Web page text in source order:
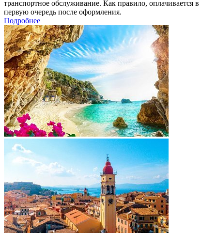
транспортное обслуживание. Как правило, оплачивается в
первую очередь после оформления.
Подробнее